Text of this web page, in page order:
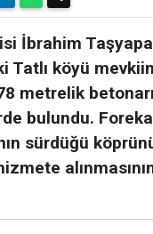
İbrahim
Tatlı köyü
metrelik
bulundu.
sürdüğü